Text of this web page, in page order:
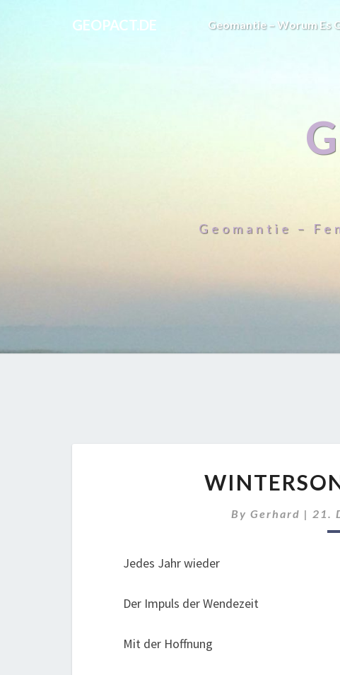
GEOPACT.DE Geomantie – Worum Es
Geomantie –
ByGerhard | 21.
Jedes Jahr wieder
Der Impuls der Wendezeit
Mit der Hoffnung